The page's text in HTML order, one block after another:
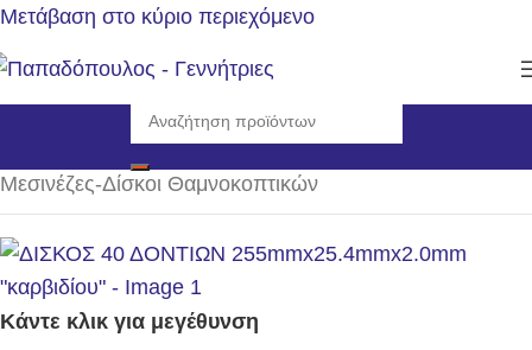
Μετάβαση στο κύριο περιεχόμενο
Αρχική σελίδα/Αναλώσιμα - Ανταλλακτικά/
Μεσινέζες-Δίσκοι Θαμνοκοπτικών
Κάντε κλικ για μεγέθυνση